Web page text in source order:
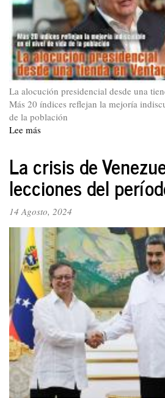
La alocución presidencial desde una
Más 20 índices reflejan la mejoría
de la población
Lee más
40
La crisis de
lecciones del
14 Agosto, 2024